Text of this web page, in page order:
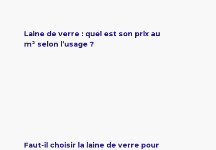
Laine de verre : quel est son prix au
m² selon l’usage ?
Faut-il choisir la laine de verre pour